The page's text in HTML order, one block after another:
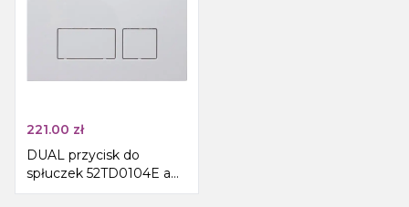
221.00 zł
DUAL przycisk do
spłuczek 52TD0104E a
52AL0104E , biały